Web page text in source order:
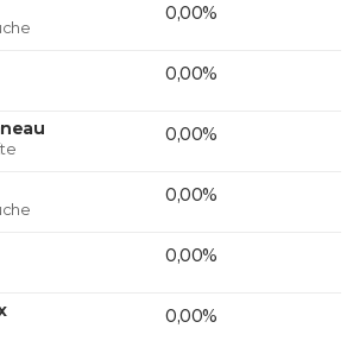
0,00%
0,00%
0,00%
0,00%
0,00%
0,00%